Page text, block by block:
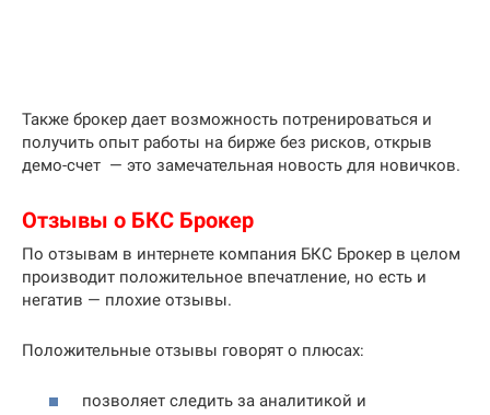
Также брокер дает возможность потренироваться и
получить опыт работы на бирже без рисков, открыв
демо-счет — это замечательная новость для новичков.
Отзывы о БКС Брокер
По отзывам в интернете компания БКС Брокер в целом
производит положительное впечатление, но есть и
негатив — плохие отзывы.
Положительные отзывы говорят о плюсах:
позволяет следить за аналитикой и